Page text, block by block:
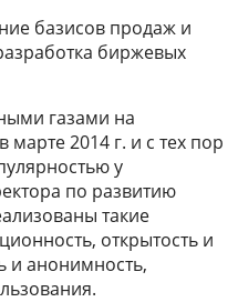
базисов продаж и
биржевых
газами на
2014 г. и с тех пор
у
по развитию
такие
открытость и
и анонимность,